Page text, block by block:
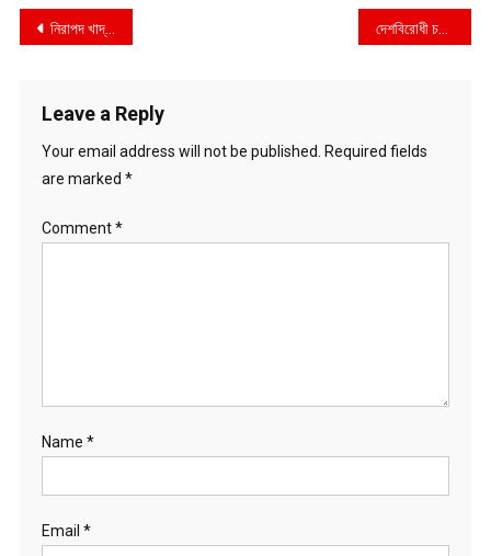
Post
নিরাপদ খাদ্য কর্তৃপক্ষের মোবাইল কোর্ট কর্তৃক বরিশালের ইত্যাদি ফুড প্রোডাক্টস ও আল আমিন বেকারি কারখানা কর্তৃপক্ষকে ২ লাখ টাকা জরিমানা
Leave a Reply
Your email address will not be published.
Required fields
are marked *
Comment*
Name *
Email *